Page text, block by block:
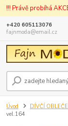
!!! Právě probíhá
+420 605113076
fajnmoda@email.cz
Úvod DÍVČÍ
vel.164